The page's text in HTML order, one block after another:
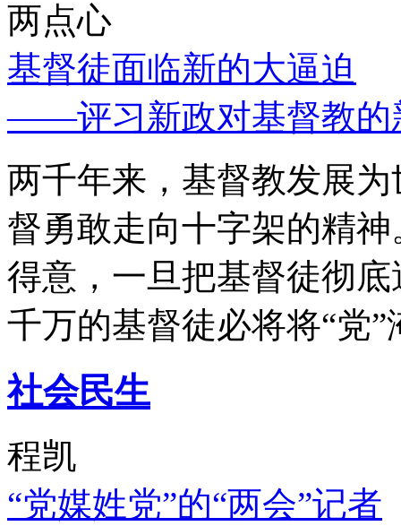
两点心
基督徒面临新的大逼迫
——评习新政对基督教的
两千年来，基督教发展
督勇敢走向十字架的精
得意，一旦把基督徒彻
千万的基督徒必将将“党”
社会民生
程凯
“党媒姓党”的“两会”记者